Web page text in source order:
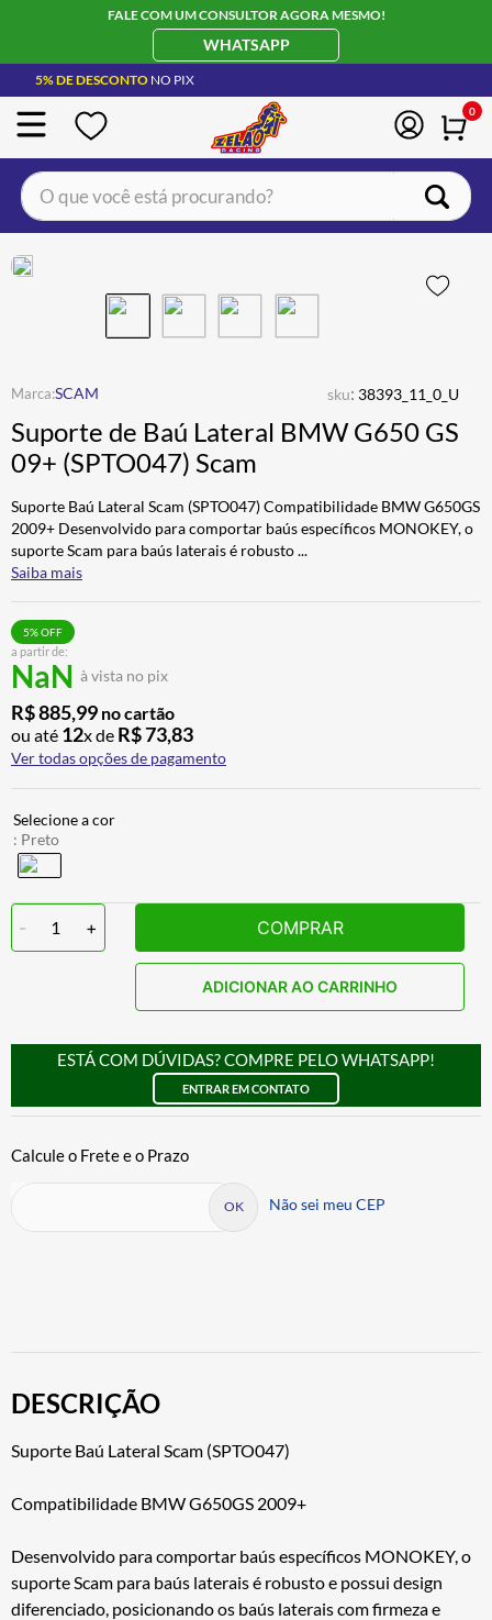
FALE COM UM CONSULTOR AGORA MESMO!
WHATSAPP
5% DE DESCONTO NO PIX
0
O que você está procurando?
SCAM sku: 38393_11_0_U
Suporte de Baú Lateral BMW G650 GS
09+ (SPTO047) Scam
Suporte Baú Lateral Scam (SPTO047) Compatibilidade BMW G650GS
2009+ Desenvolvido para comportar baús específicos MONOKEY, o
suporte Scam para baús laterais é robusto...
Saiba mais
a partir de:
NaN à vista no pix
5% OFF
R$885,99 no cartão
ou até 12x de R$73,83
Ver todas opções de pagamento
: Preto
- 1 + COMPRAR
ADICIONAR AO CARRINHO
ESTÁ COM DÚVIDAS? COMPRE PELO WHATSAPP!
ENTRAR EM CONTATO
Não sei meu CEP
DESCRIÇÃO
Suporte Baú Lateral Scam (SPTO047)
Compatibilidade BMW G650GS 2009+
Desenvolvido para comportar baús específicos MONOKEY, o
suporte Scam para baús laterais é robusto e possui design
diferenciado, posicionando os baús laterais com firmeza e
BOTA
4º ÓCULOS SOLAR
5º LUVA
6º BAU
7º CALÇA
8º ALPINESTAR
9º AIROH
10º